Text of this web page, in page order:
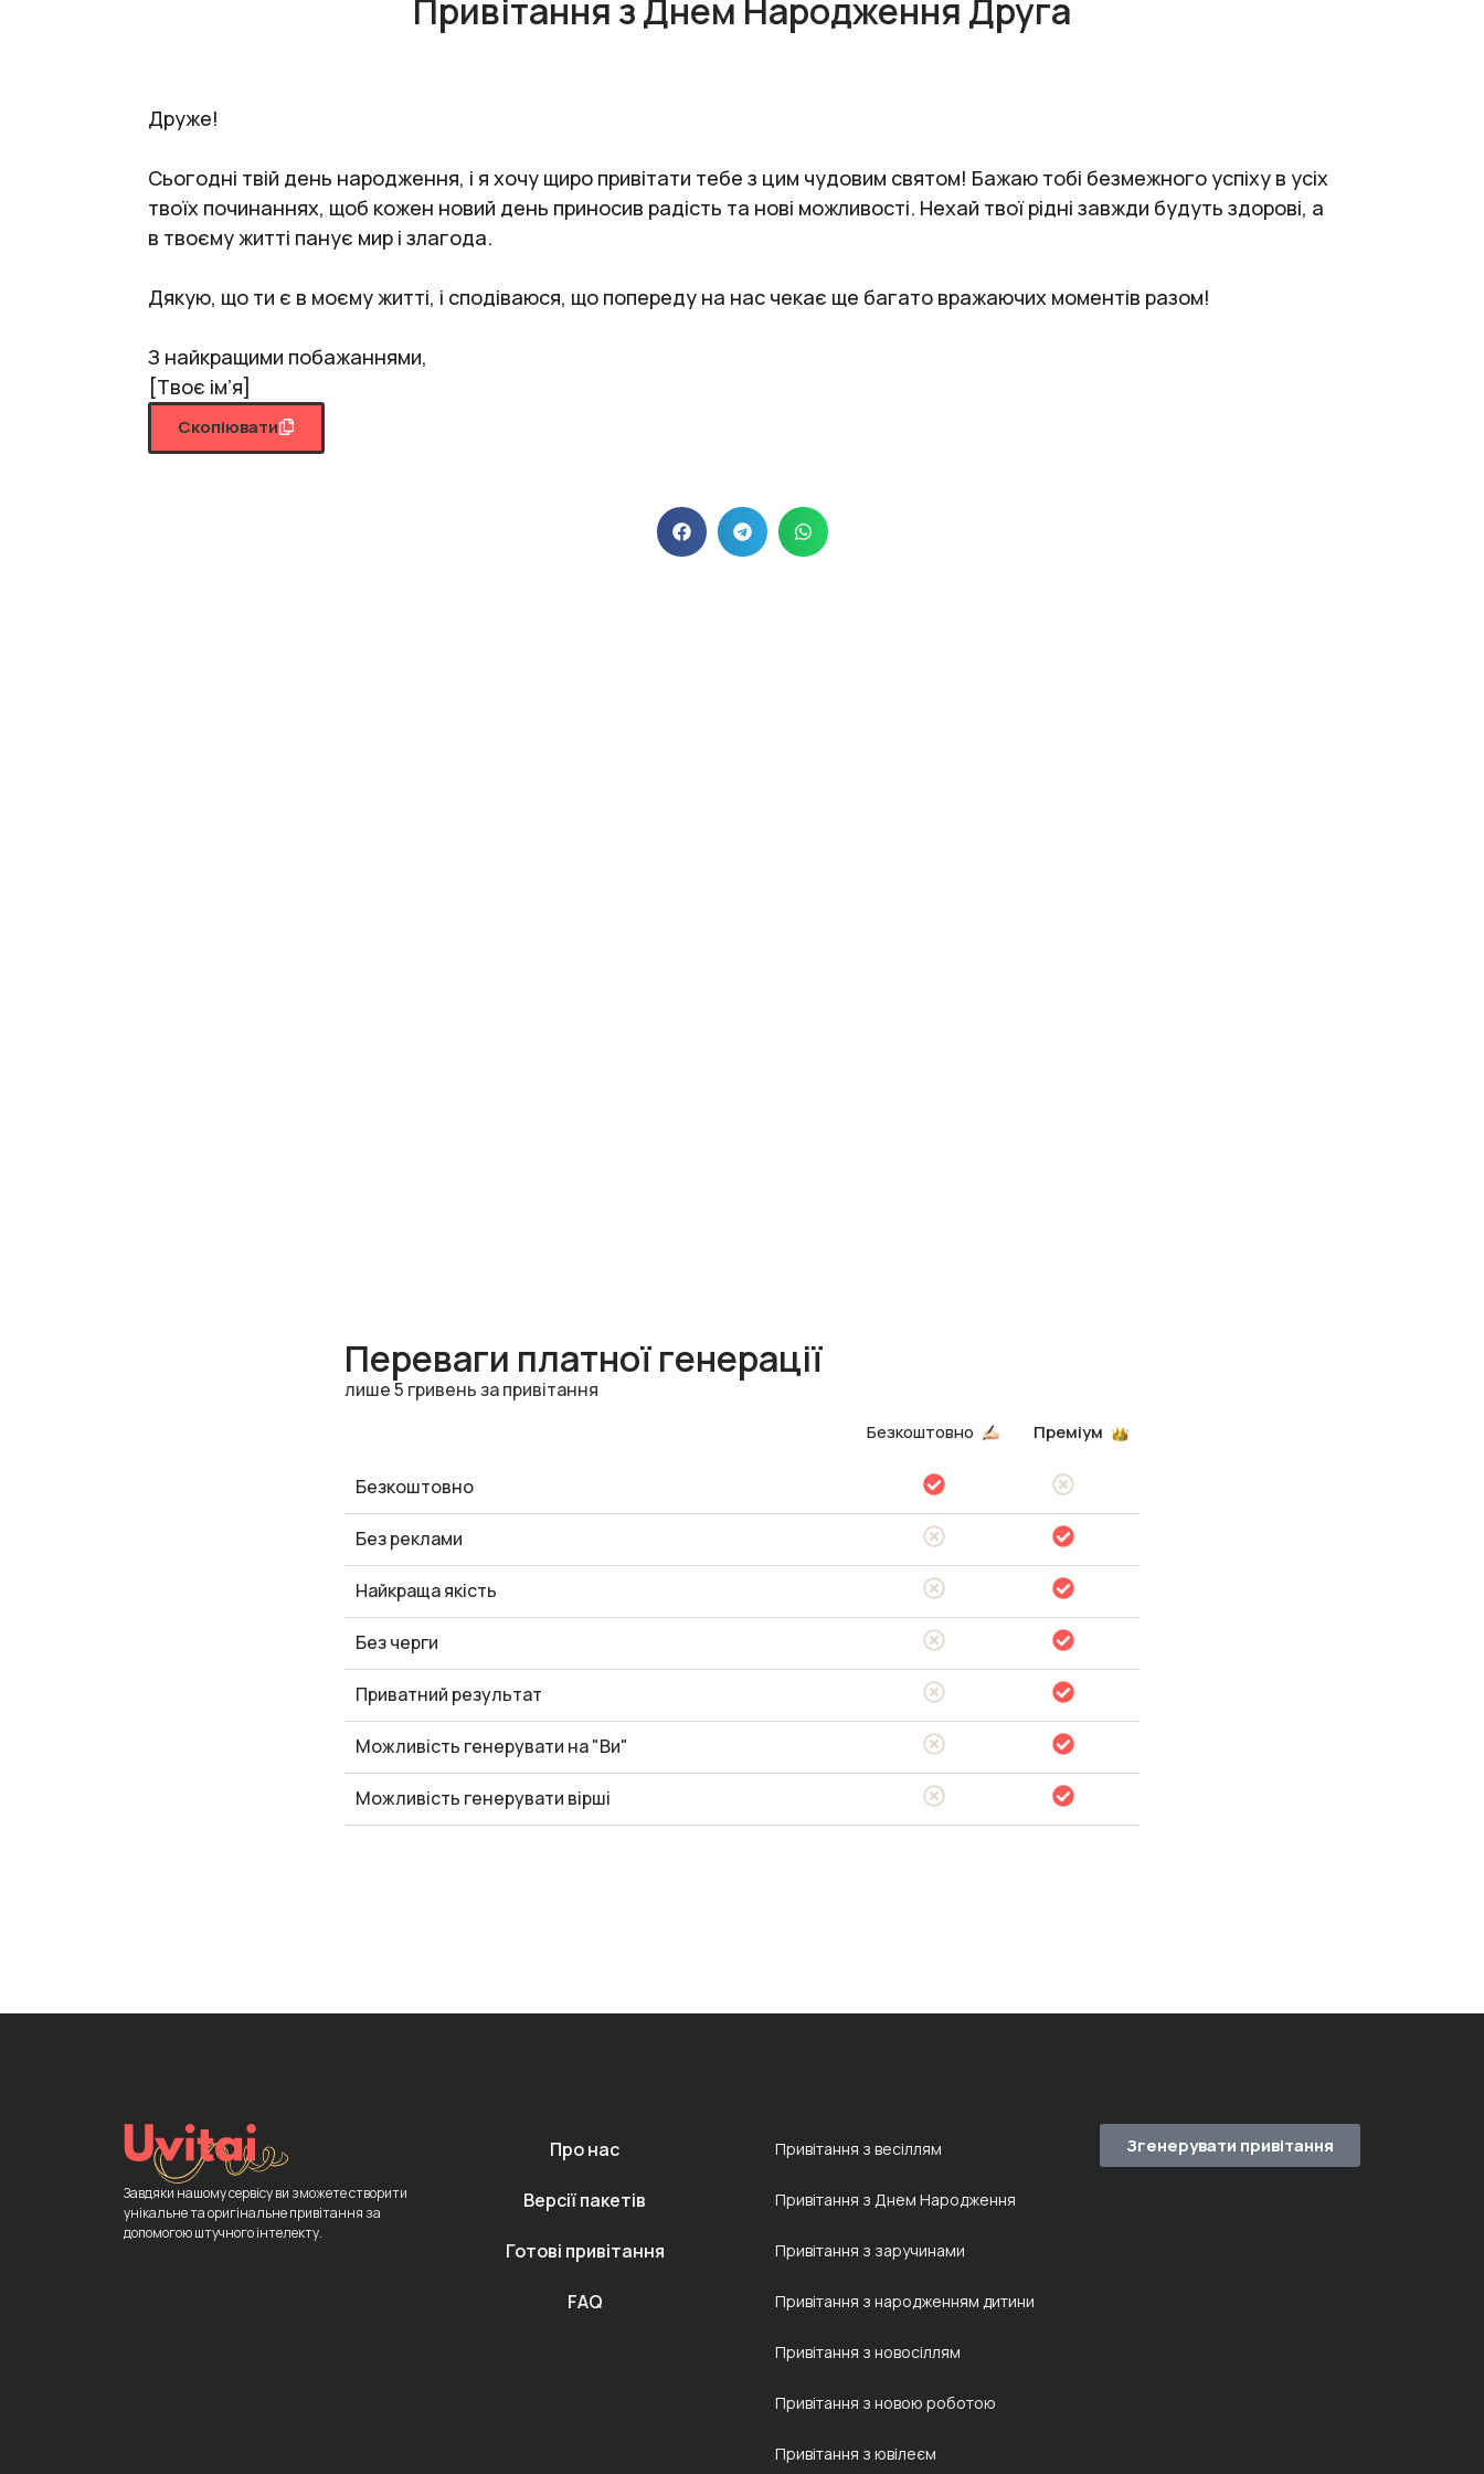
Привітання з Днем Народження Друга
Друже!
Сьогодні твій день народження, і я хочу щиро привітати тебе з цим чудовим святом! Бажаю тобі безмежного успіху в усіх
твоїх починаннях, щоб кожен новий день приносив радість та нові можливості. Нехай твої рідні завжди будуть здорові, а
в твоєму житті панує мир і злагода.
Дякую, що ти є в моєму житті, і сподіваюся, що попереду на нас чекає ще багато вражаючих моментів разом!
З найкращими побажаннями,
[Твоє ім’я]
Скопіювати
Переваги платної генерації
лише 5 гривень за привітання
Безкоштовно Преміум
Безкоштовно
Без реклами
Найкраща якість
Без черги
Приватний результат
Можливість генерувати на "Ви"
Можливість генерувати вірші
Завдяки нашому сервісу ви зможете створити
унікальне та оригінальне привітання за
допомогою штучного інтелекту.
Про нас
Версії пакетів
Готові привітання
FAQ
Привітання з весіллям
Привітання з Днем Народження
Привітання з заручинами
Привітання з народженням дитини
Привітання з новосіллям
Привітання з новою роботою
Привітання з ювілеєм
Згенерувати привітання